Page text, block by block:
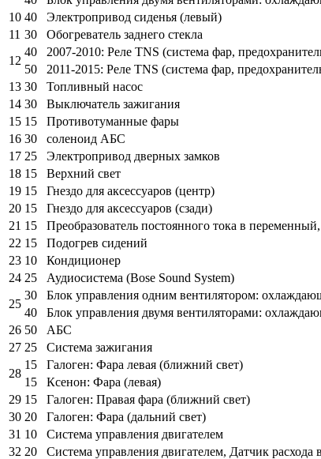
10 40
Электропривод сиденья (левый)
11 30
Обогреватель заднего стекла
12
40
2007-2010: Реле TNS (система фар,
50
2011-2015: Реле TNS (система фар,
13 30
Топливный насос
14 30
Выключатель зажигания
15 15
Противотуманные фары
16 30
соленоид АБС
17 25
Электропривод дверных замков
18 15
Верхний свет
19 15
Гнездо для аксессуаров (центр)
20 15
Гнездо для аксессуаров (сзади)
21 15
Преобразователь постоянного тока в
22 15
Подогрев сидений
23 10
Кондиционер
24 25
Аудиосистема (Bose Sound System)
25
30
Блок управления одним вентилятором:
40
Блок управления двумя вентиляторами:
26 50
АБС
27 25
Система зажигания
28
15
Галоген: Фара левая (ближний свет)
15
Ксенон: Фара (левая)
29 15
Галоген: Правая фара (ближний свет)
30 20
Галоген: Фара (дальний свет)
31 10
Система управления двигателем
32 20 Система управления двигателем, Датчик расхода